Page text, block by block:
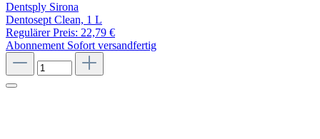
Dentsply Sirona
Dentosept Clean, 1 L
Regulärer Preis: 22,79 €
Abonnement Sofort versandfertig